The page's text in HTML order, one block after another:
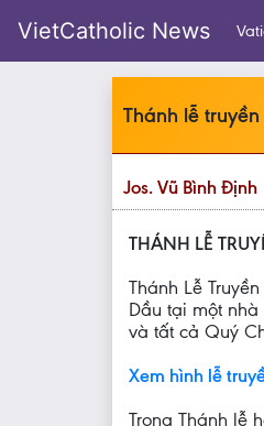
VietCatholic News
Thánh lễ
Jos. Vũ Bình Định
THÁNH LỄ
Thánh Lễ
Dầu tại một
và tất cả Quý
Xem hình lễ
Trong Thánh lễ